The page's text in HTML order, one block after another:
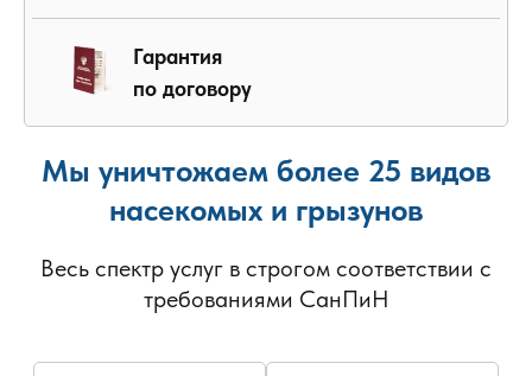
Гарантия
по договору
Мы уничтожаем более 25 видов
насекомых и грызунов
Весь спектр услуг в строгом соответствии с
требованиями СанПиН